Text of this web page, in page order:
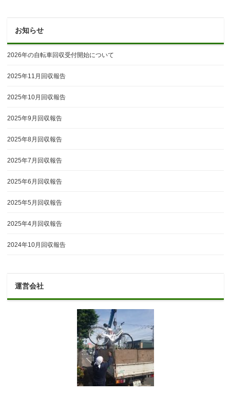
お知らせ
2026年の自転車回収受付開始について
2025年11月回収報告
2025年10月回収報告
2025年9月回収報告
2025年8月回収報告
2025年7月回収報告
2025年6月回収報告
2025年5月回収報告
2025年4月回収報告
2024年10月回収報告
運営会社